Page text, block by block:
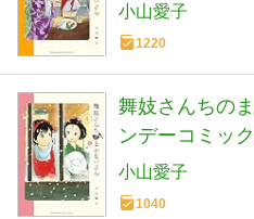
小山愛子
1220
舞妓さんちの
ンデーコミッ
小山愛子
1040